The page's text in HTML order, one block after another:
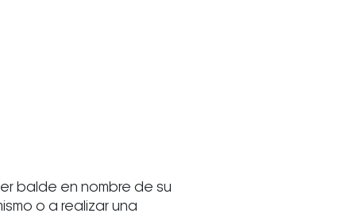
balde en nombre de su
o a realizar una